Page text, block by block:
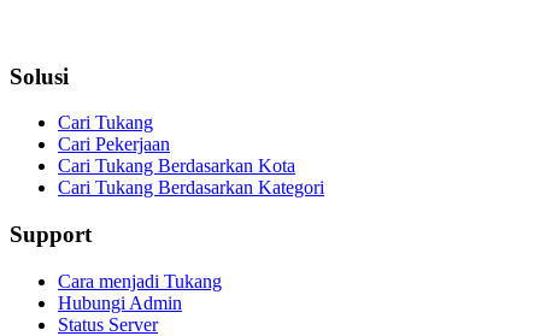
Solusi
Cari Tukang
Cari Pekerjaan
Cari Tukang Berdasarkan Kota
Cari Tukang Berdasarkan Kategori
Support
Cara menjadi Tukang
Hubungi Admin
Status Server